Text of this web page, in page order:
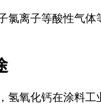
氯离子等酸性气
氧化钙在涂料